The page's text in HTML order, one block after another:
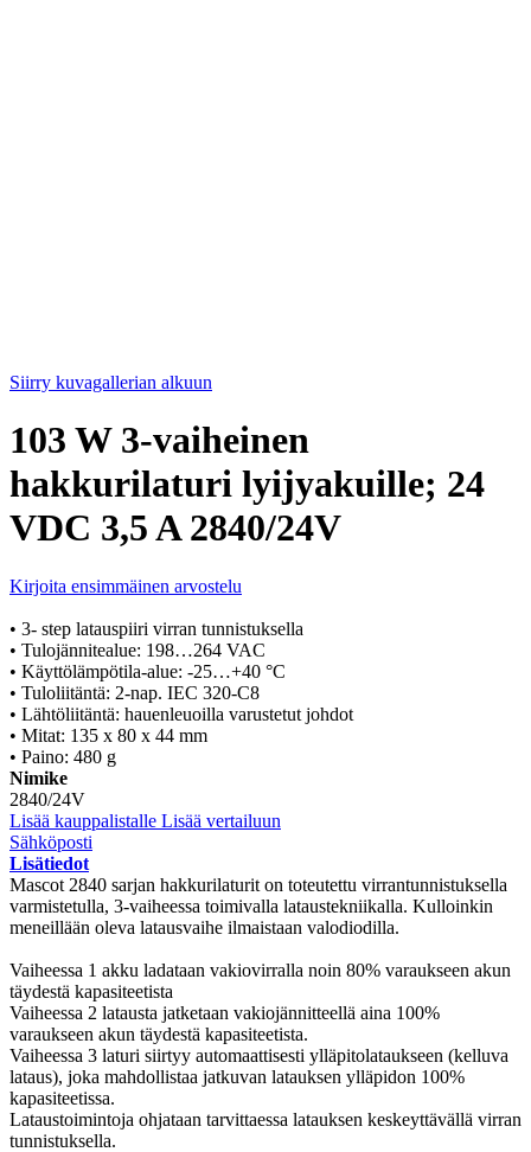
Siirry kuvagallerian alkuun
103 W 3-vaiheinen
hakkurilaturi lyijyakuille; 24
VDC 3,5 A 2840/24V
Kirjoita ensimmäinen arvostelu
• 3- step latauspiiri virran tunnistuksella
• Tulojännitealue: 198…264 VAC
• Käyttölämpötila-alue: -25…+40 °C
• Tuloliitäntä: 2-nap. IEC 320-C8
• Lähtöliitäntä: hauenleuoilla varustetut johdot
• Mitat: 135 x 80 x 44 mm
• Paino: 480 g
Nimike
2840/24V
Lisää kauppalistalle Lisää vertailuun
Sähköposti
Lisätiedot
Mascot 2840 sarjan hakkurilaturit on toteutettu virrantunnistuksella
varmistetulla, 3-vaiheessa toimivalla lataustekniikalla. Kulloinkin
meneillään oleva latausvaihe ilmaistaan valodiodilla.
Vaiheessa 1 akku ladataan vakiovirralla noin 80% varaukseen akun
täydestä kapasiteetista
Vaiheessa 2 latausta jatketaan vakiojännitteellä aina 100%
varaukseen akun täydestä kapasiteetista.
Vaiheessa 3 laturi siirtyy automaattisesti ylläpitolataukseen (kelluva
lataus), joka mahdollistaa jatkuvan latauksen ylläpidon 100%
kapasiteetissa.
Lataustoimintoja ohjataan tarvittaessa latauksen keskeyttävällä virran
tunnistuksella.